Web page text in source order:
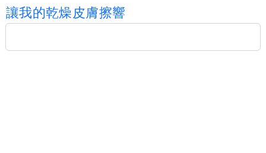
讓我的乾燥皮膚擦響